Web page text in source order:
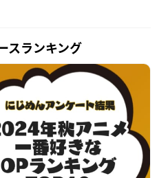
スランキング